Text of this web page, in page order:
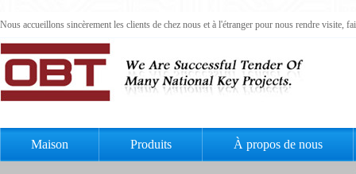
Nous accueillons sincèrement les clients de chez nous et à l'étranger pour nous rendre visite,
Maison Produits À propos de nous